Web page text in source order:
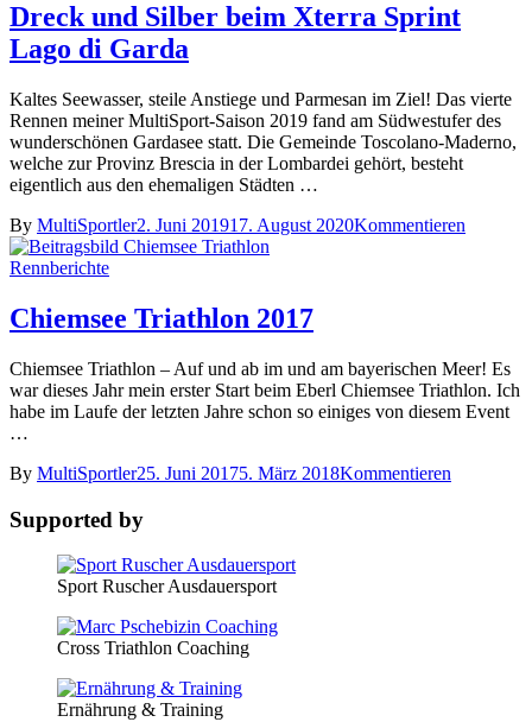
Dreck und Silber beim Xterra Sprint
Lago di Garda
Kaltes Seewasser, steile Anstiege und Parmesan im Ziel! Das vierte
Rennen meiner MultiSport-Saison 2019 fand am Südwestufer des
wunderschönen Gardasee statt. Die Gemeinde Toscolano-Maderno,
welche zur Provinz Brescia in der Lombardei gehört, besteht
eigentlich aus den ehemaligen Städten …
By MultiSportler2. Juni 201917. August 2020Kommentieren
Rennberichte
Chiemsee Triathlon 2017
Chiemsee Triathlon – Auf und ab im und am bayerischen Meer! Es
war dieses Jahr mein erster Start beim Eberl Chiemsee Triathlon. Ich
habe im Laufe der letzten Jahre schon so einiges von diesem Event
…
By MultiSportler25. Juni 20175. März 2018Kommentieren
Supported by
Sport Ruscher Ausdauersport
Cross Triathlon Coaching
Ernährung & Training